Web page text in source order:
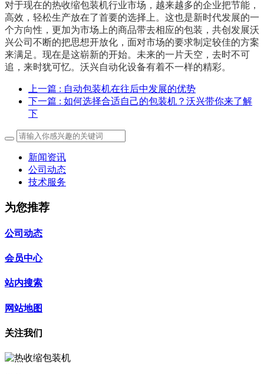
对于现在的热收缩包装机行业市场，越来越多的企业把节能，
高效，轻松生产放在了首要的选择上。这也是新时代发展的一
个方向性，更加为市场上的商品带去相应的包装，共创发展沃
兴公司不断的把思想开放化，面对市场的要求制定较佳的方案
来满足。现在是这崭新的开始。未来的一片天空，去时不可
追，来时犹可忆。沃兴自动化设备有着不一样的精彩。
上一篇 : 自动包装机在往后中发展的优势
下一篇 : 如何选择合适自己的包装机？沃兴带你来了解
下
新闻资讯
公司动态
技术服务
为您推荐
公司动态
会员中心
站内搜索
网站地图
关注我们